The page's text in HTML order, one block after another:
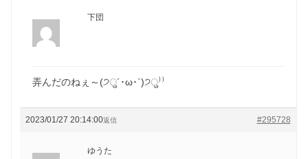
下団
弄んだのねぇ～(੭ु´･ω･`)੭ु⁾⁾
2023/01/27 20:14:00 #295728
返信
ゆうた